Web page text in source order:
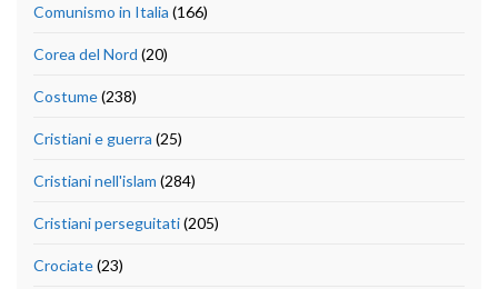
Comunismo in Italia (166)
Corea del Nord (20)
Costume(238)
Cristiani e guerra (25)
Cristiani nell'islam (284)
Cristiani perseguitati(205)
Crociate(23)